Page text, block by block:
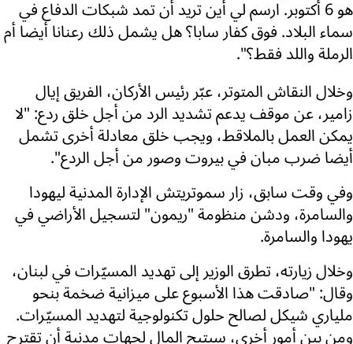
هو 6 أكتوبر. ارسم لي أين تريد أن تمد شبكات الدفاع في
سماء البلاد. فوق كفار سابا؟ هل يشمل ذلك رعنانا أيضا أم
الرملة واللد فقط؟".
وخلال النقاش المتوتر، عبّر رئيس الأركان، الفريق إيال
زامير، عن موقف يدعم تشديد الرد من أجل خلق ردع: "لا
يمكن العمل بالملاقط، ويجب خلق معادلة أخرى تشمل
أيضا ضرب مبان في بيروت وصور من أجل الردع".
وفي وقت سابق، زار سموتريتش الإدارة المدنية ليهودا
والسامرة، ودشن منظومة "ريمون" لتسجيل الأراضي في
يهودا والسامرة.
وخلال زيارته، تطرق الوزير إلى تهديد المسيّرات في لبنان،
وقال: "صادقت هذا الأسبوع على ميزانية ضخمة بنحو
ملياري شيكل لصالح حلول تكنولوجية لتهديد المسيّرات.